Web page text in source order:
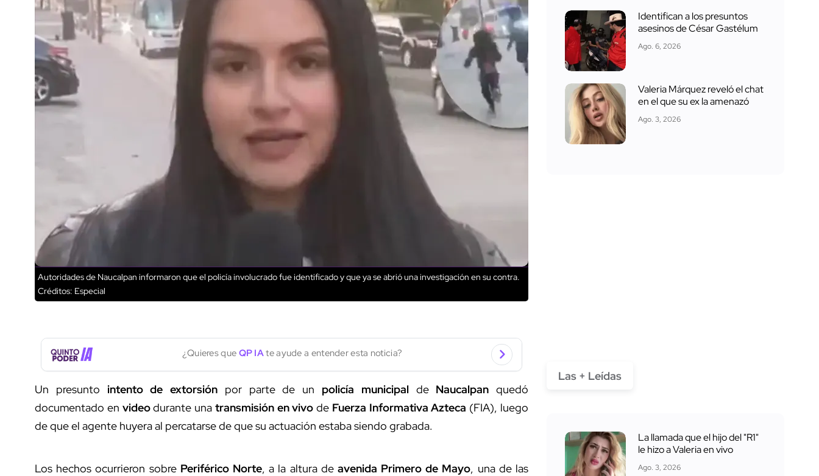
Autoridades de Naucalpan informaron que el policía involucrado fue identificado y que ya se abrió una investigación en su contra.
Créditos: Especial
¿Quieres que QP IAte ayude a entender esta noticia?
Un presunto intento de extorsión por parte de un policía municipalde Naucalpan quedó
documentado en videodurante una transmisión en vivo de Fuerza Informativa Azteca (FIA), luego
de que el agente huyera al percatarse de que su actuación estaba siendo grabada.
Los hechos ocurrieron sobre Periférico Norte, a la altura de avenida Primero de Mayo, una de las
Identifican a los presuntos
asesinos de César Gastélum
Ago. 6, 2026
Valeria Márquez reveló el chat
en el que su ex la amenazó
Ago. 3, 2026
Las + Leídas
La llamada que el hijo del "R1"
le hizo a Valeria en vivo
Ago. 3, 2026